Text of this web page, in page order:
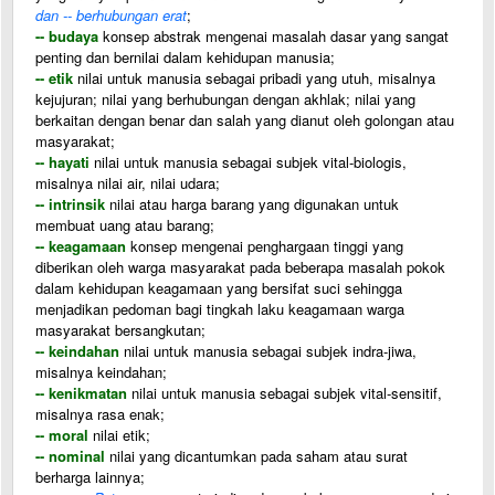
dan -- berhubungan erat;
-- budaya konsep abstrak mengenai masalah dasar yang sangat
penting dan bernilai dalam kehidupan manusia;
-- etik nilai untuk manusia sebagai pribadi yang utuh, misalnya
kejujuran; nilai yang berhubungan dengan akhlak; nilai yang
berkaitan dengan benar dan salah yang dianut oleh golongan atau
masyarakat;
-- hayati nilai untuk manusia sebagai subjek vital-biologis,
misalnya nilai air, nilai udara;
-- intrinsik nilai atau harga barang yang digunakan untuk
membuat uang atau barang;
-- keagamaan konsep mengenai penghargaan tinggi yang
diberikan oleh warga masyarakat pada beberapa masalah pokok
dalam kehidupan keagamaan yang bersifat suci sehingga
menjadikan pedoman bagi tingkah laku keagamaan warga
masyarakat bersangkutan;
-- keindahan nilai untuk manusia sebagai subjek indra-jiwa,
misalnya keindahan;
-- kenikmatan nilai untuk manusia sebagai subjek vital-sensitif,
misalnya rasa enak;
-- moral nilai etik;
-- nominal nilai yang dicantumkan pada saham atau surat
berharga lainnya;